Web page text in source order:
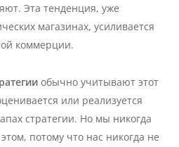
Эта тенденция, уже
магазинах, усиливается
коммерции.
обычно учитывают этот
или реализуется
стратегии. Но мы никогда
потому что нас никогда не